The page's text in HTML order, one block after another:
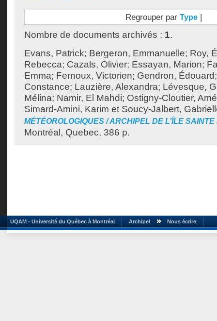
Regrouper par Type |
Nombre de documents archivés : 1.
Evans, Patrick; Bergeron, Emmanuelle; Roy,
Rebecca; Cazals, Olivier; Essayan, Marion;
Emma; Fernoux, Victorien; Gendron, Édouard
Constance; Lauzière, Alexandra; Lévesque,
Mélina; Namir, El Mahdi; Ostigny-Cloutier,
Simard-Amini, Karim et Soucy-Jalbert,
MÉTÉOROLOGIQUES / ARCHIPEL DE L’ÎLE
Montréal, Quebec, 386 p.
UQAM - Université du Québec à Montréal Archipel Nous écrire